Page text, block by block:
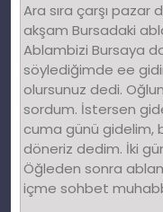
Ara sıra çarşı pazar
akşam Bursadaki
Ablambizi Bursaya
söylediğimde ee
olursunuz dedi.
sordum. İstersen
cuma günü gidelim,
döneriz dedim. İki
Öğleden sonra
içme sohbet